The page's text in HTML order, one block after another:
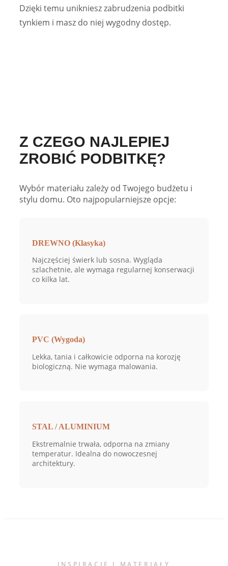
Dzięki temu unikniesz zabrudzenia podbitki
tynkiem i masz do niej wygodny dostęp.
Z CZEGO NAJLEPIEJ
ZROBIĆ PODBITKĘ?
Wybór materiału zależy od Twojego budżetu i
stylu domu. Oto najpopularniejsze opcje:
DREWNO (Klasyka)
Najczęściej świerk lub sosna. Wygląda
szlachetnie, ale wymaga regularnej konserwacji
co kilka lat.
PVC (Wygoda)
Lekka, tania i całkowicie odporna na korozję
biologiczną. Nie wymaga malowania.
STAL / ALUMINIUM
Ekstremalnie trwała, odporna na zmiany
temperatur. Idealna do nowoczesnej
architektury.
INSPIRACJE I MATERIAŁY